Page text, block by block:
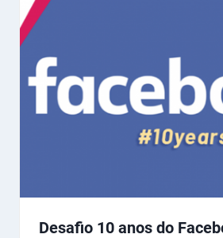
Desafio 10 anos do